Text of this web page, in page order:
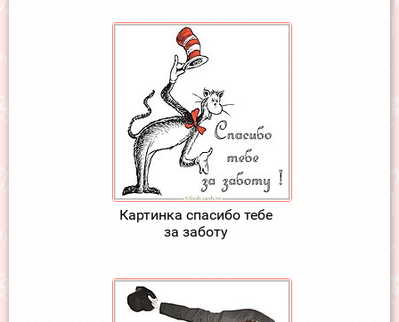
Картинка спасибо тебе
за заботу